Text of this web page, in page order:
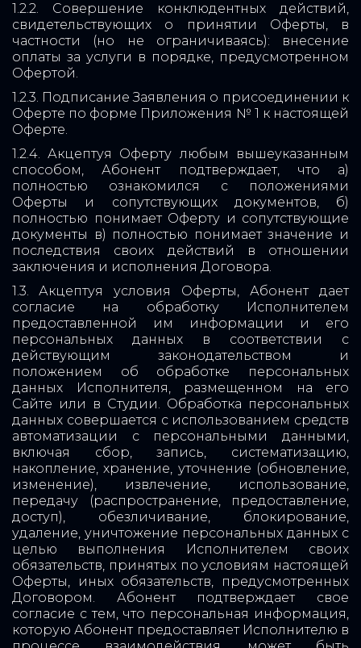
1.2.2. Совершение конклюдентных действий,
свидетельствующих о принятии Оферты, в
частности (но не ограничиваясь): внесение
оплаты за услуги в порядке, предусмотренном
Офертой.
1.2.3. Подписание Заявления о присоединении к
Оферте по форме Приложения № 1 к настоящей
Оферте.
1.2.4. Акцептуя Оферту любым вышеуказанным
способом, Абонент подтверждает, что а)
полностью ознакомился с положениями
Оферты и сопутствующих документов, б)
полностью понимает Оферту и сопутствующие
документы в) полностью понимает значение и
последствия своих действий в отношении
заключения и исполнения Договора.
1.3. Акцептуя условия Оферты, Абонент дает
согласие на обработку Исполнителем
предоставленной им информации и его
персональных данных в соответствии с
действующим законодательством и
положением об обработке персональных
данных Исполнителя, размещенном на его
Сайте или в Студии. Обработка персональных
данных совершается с использованием средств
автоматизации с персональными данными,
включая сбор, запись, систематизацию,
накопление, хранение, уточнение (обновление,
изменение), извлечение, использование,
передачу (распространение, предоставление,
доступ), обезличивание, блокирование,
удаление, уничтожение персональных данных с
целью выполнения Исполнителем своих
обязательств, принятых по условиям настоящей
Оферты, иных обязательств, предусмотренных
Договором. Абонент подтверждает свое
согласие с тем, что персональная информация,
которую Абонент предоставляет Исполнителю в